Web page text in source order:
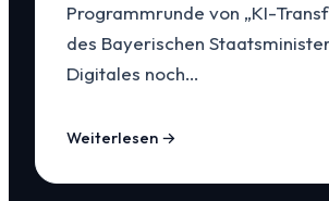
Programmrunde von „KI-
des Bayerischen
Digitales noch…
Weiterlesen →